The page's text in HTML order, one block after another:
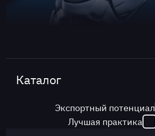
Каталог
Экспортный потенциал
Лучшая практика